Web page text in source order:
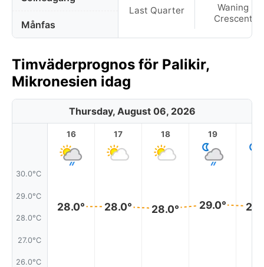
Månfas
Last Quarter
Waning
Crescent
Timväderprognos för Palikir,
Mikronesien idag
Thursday, August 06, 2026
30.0°C
29.0°C
28.0°C
27.0°C
26.0°C
16
28.0°
17
28.0°
18
28.0°
19
29.0°